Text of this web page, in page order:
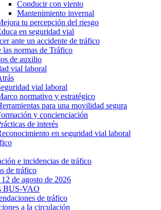
Conducir con viento
Mantenimiento invernal
tu percepción del riesgo
en seguridad vial
ante un accidente de tráfico
las normas de Tráfico
de auxilio
vial laboral
vial laboral
normativo y estratégico
para una movilidad segura
y concienciación
de interés
en seguridad vial laboral
e incidencias de tráfico
de tráfico
de agosto de 2026
BUS-VAO
de tráfico
a la circulación